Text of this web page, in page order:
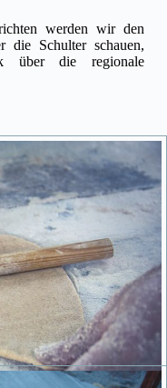
werden wir den
Schulter schauen,
über die regionale